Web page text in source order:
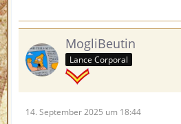
MogliBeutin
Lance Corporal
14. September 2025 um 18:44